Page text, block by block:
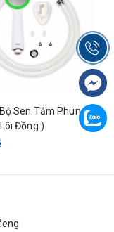
Sen Tắm Phun
Đồng )